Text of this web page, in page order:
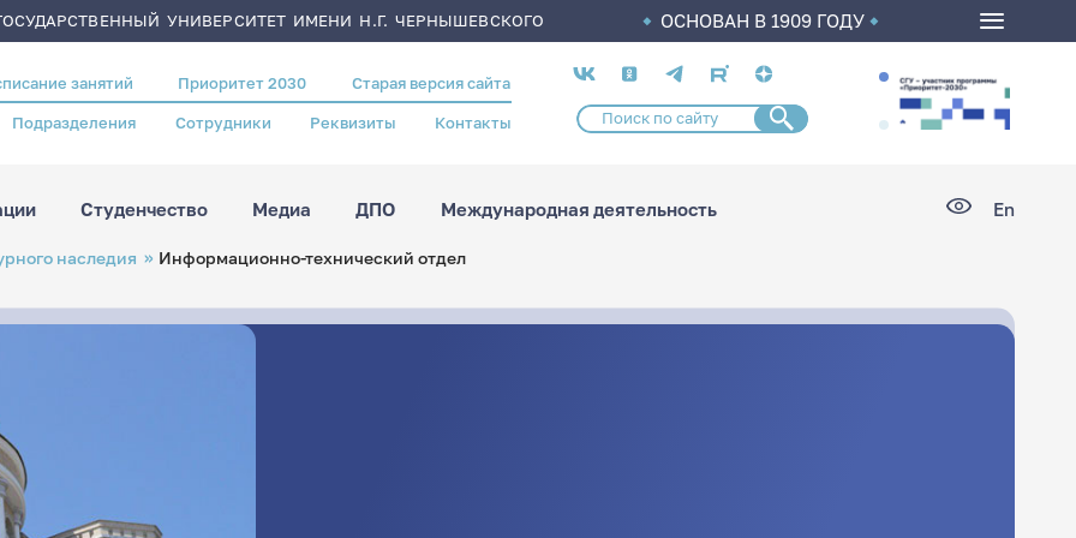
УНИВЕРСИТЕТ ИМЕНИ Н.Г. ЧЕРНЫШЕВСКОГО ОСНОВАН В 1909 ГОДУ
занятий Приоритет 2030 Старая версия сайта
Подразделения Сотрудники Реквизиты Контакты
Социальные
сети
Студенчество Медиа ДПО Международная деятельность En
наследия Информационно-технический отдел